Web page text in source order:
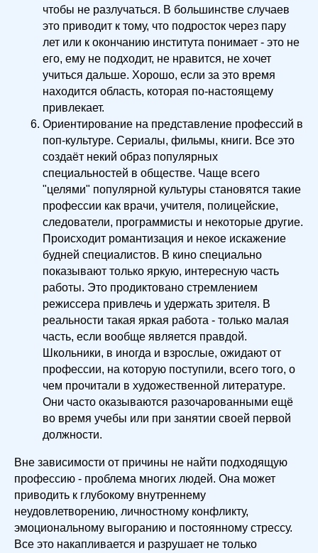
чтобы не разлучаться. В большинстве случаев
это приводит к тому, что подросток через пару
лет или к окончанию института понимает - это не
его, ему не подходит, не нравится, не хочет
учиться дальше. Хорошо, если за это время
находится область, которая по-настоящему
привлекает.
Ориентирование на представление профессий в
поп-культуре. Сериалы, фильмы, книги. Все это
создаёт некий образ популярных
специальностей в обществе. Чаще всего
"целями" популярной культуры становятся такие
профессии как врачи, учителя, полицейские,
следователи, программисты и некоторые другие.
Происходит романтизация и некое искажение
будней специалистов. В кино специально
показывают только яркую, интересную часть
работы. Это продиктовано стремлением
режиссера привлечь и удержать зрителя. В
реальности такая яркая работа - только малая
часть, если вообще является правдой.
Школьники, в иногда и взрослые, ожидают от
профессии, на которую поступили, всего того, о
чем прочитали в художественной литературе.
Они часто оказываются разочарованными ещё
во время учебы или при занятии своей первой
должности.
Вне зависимости от причины не найти подходящую
профессию - проблема многих людей. Она может
приводить к глубокому внутреннему
неудовлетворению, личностному конфликту,
эмоциональному выгоранию и постоянному стрессу.
Все это накапливается и разрушает не только